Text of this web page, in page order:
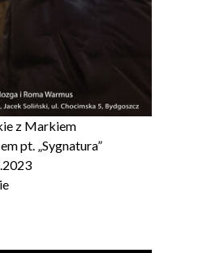
z Markiem
pt. „Sygnatura”